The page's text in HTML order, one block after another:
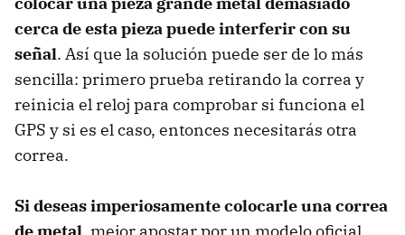
cerca de esta pieza puede interferir con su
señal. Así que la solución puede ser de lo más
sencilla: primero prueba retirando la correa y
reinicia el reloj para comprobar si funciona el
GPS y si es el caso, entonces necesitarás otra
correa.
Si deseas imperiosamente colocarle una correa